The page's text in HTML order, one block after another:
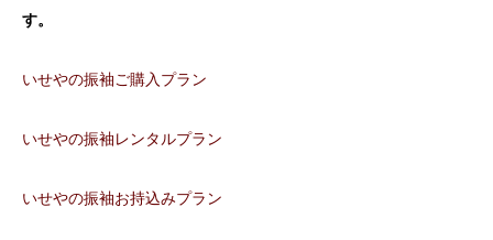
す。
いせやの振袖ご購入プラン
いせやの振袖レンタルプラン
いせやの振袖お持込みプラン